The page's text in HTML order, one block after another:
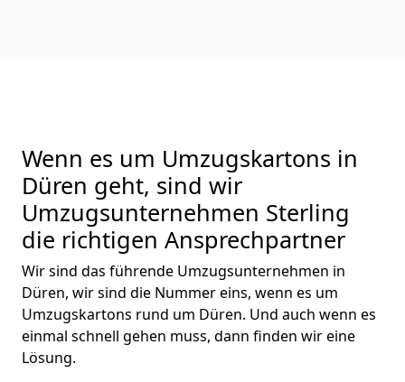
Wenn es um Umzugskartons in
Düren geht, sind wir
Umzugsunternehmen Sterling
die richtigen Ansprechpartner
Wir sind das führende Umzugsunternehmen in
Düren, wir sind die Nummer eins, wenn es um
Umzugskartons rund um Düren. Und auch wenn es
einmal schnell gehen muss, dann finden wir eine
Lösung.